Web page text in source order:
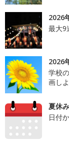
2026
最大9
2026
学校
画し
夏休
日付